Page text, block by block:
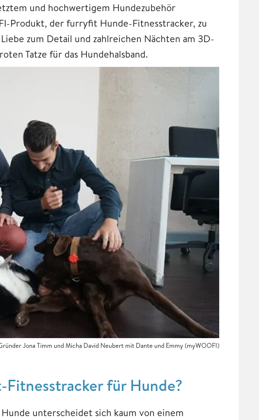
und hochwertigem Hundezubehör
Produkt, der furryfit Hunde-Fitnesstracker, zu
zum Detail und zahlreichen Nächten am 3D-
Tatze für das Hundehalsband.
Jona Timm und Micha David Neubert mit Dante und Emmy (myWOOFI)
für Hunde?
unterscheidet sich kaum von einem